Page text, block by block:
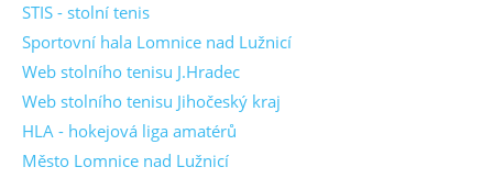
STIS - stolní tenis
Sportovní hala Lomnice nad Lužnicí
Web stolního tenisu J.Hradec
Web stolního tenisu Jihočeský kraj
HLA - hokejová liga amatérů
Město Lomnice nad Lužnicí